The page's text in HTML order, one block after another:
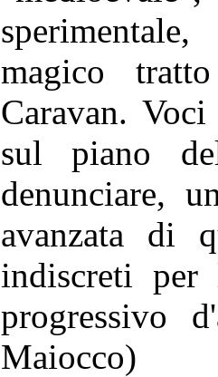
magico
Caravan.
sul piano
denunciare,
avanzata di
indiscreti
progressivo
Maiocco)